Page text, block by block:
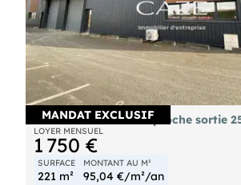
MANDAT EXCLUSIF
A louer cellule 221m² proche sortie
LOYER MENSUEL
1 750 €
SURFACE
221 m²
MONTANT AU M²
95,04 €/m²/an